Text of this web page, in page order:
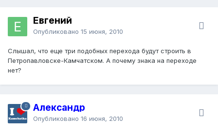
Евгений
Опубликовано 15 июня, 2010
Слышал, что еще три подобных перехода будут строить в
Петропавловске-Камчатском. А почему знака на переходе
нет?
Александр
Опубликовано 16 июня, 2010